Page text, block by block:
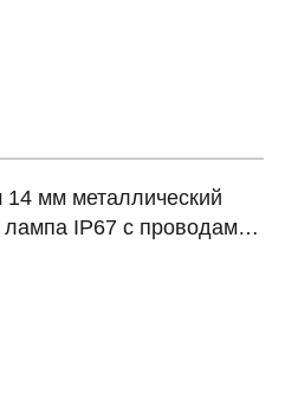
мм металлический
лампа IP67 с проводами